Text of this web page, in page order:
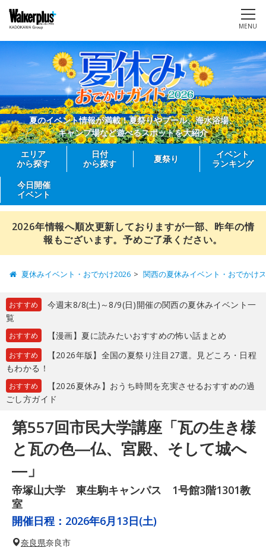
MENU
夏のイベント情報が満載！夏祭りやプール、海水浴場、
キャンプ場など遊べるスポットを大紹介
エリア
から探す
日付
から探す
夏祭り
イベント
ランキング
今日開催
イベント
2026年情報へ順次更新しておりますが一部、昨年の情
報もございます。予めご了承ください。
夏休みイベント・おでかけ2026 関西の夏休みイベント・おでかけ
おすすめ
今週末8/8(土)～8/9(日)開催の関西の夏休みイベント一
覧
おすすめ 【漫画】夏に読みたいおすすめの怖い話まとめ
おすすめ
【2026年版】全国の夏祭り注目27選。見どころ・日程
もわかる！
おすすめ
【2026夏休み】おうち時間を充実させるおすすめの過
ごし方ガイド
第557回市民大学講座「瓦の生き様
と瓦の色―仏、宮殿、そして城へ
―」
帝塚山大学 東生駒キャンパス 1号館3階1301教
室
開催日程： 2026年6月13日(土)
奈良県奈良市